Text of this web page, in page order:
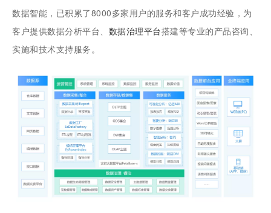
数据智能，已积累了8000多家用户的服务和客户成功经验，为
客户提供数据分析平台、 数据治理平台搭建等专业的产品咨询、
实施和技术支持服务。